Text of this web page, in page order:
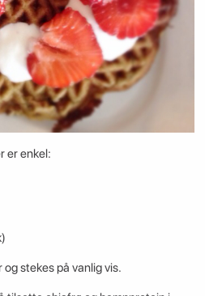
er enkel:
stekes på vanlig vis.